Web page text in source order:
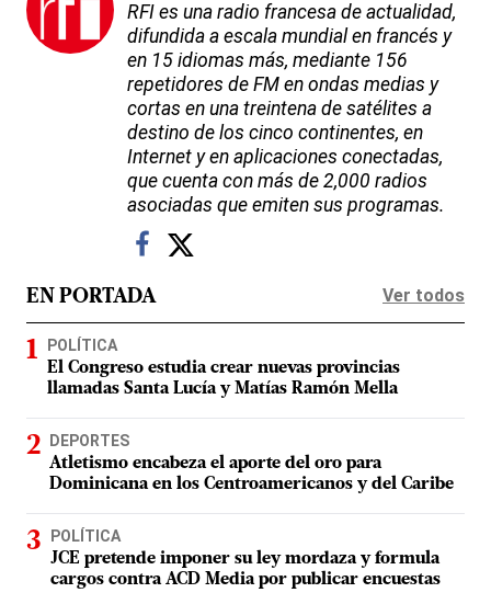
RFI es una radio francesa de actualidad,
difundida a escala mundial en francés y
en 15 idiomas más, mediante 156
repetidores de FM en ondas medias y
cortas en una treintena de satélites a
destino de los cinco continentes, en
Internet y en aplicaciones conectadas,
que cuenta con más de 2,000 radios
asociadas que emiten sus programas.
EN PORTADA Ver todos
POLÍTICA
El Congreso estudia crear nuevas provincias
llamadas Santa Lucía y Matías Ramón Mella
DEPORTES
Atletismo encabeza el aporte del oro para
Dominicana en los Centroamericanos y del Caribe
POLÍTICA
JCE pretende imponer su ley mordaza y formula
cargos contra ACD Media por publicar encuestas